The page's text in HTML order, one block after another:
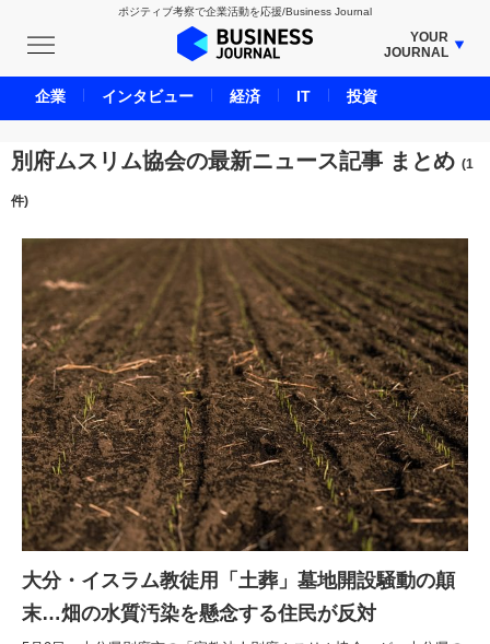
ポジティブ考察で企業活動を応援/Business Journal
YOUR
JOURNAL
BUSINESS JOURNAL
UNICORN JOURNAL
CARBON CREDITS JOURNAL
INBOUND JOURNAL
LIFE ENDING JOURNAL
AI JOURNAL
REAL ESTATE BROKERAGE JOURNAL
SMART MARKETING JOURNAL
BPaaS JOURNAL
ADOPTABLE DOG JOURNAL
別府ムスリム協会の最新ニュース記事 まとめ (1
件)
大分・イスラム教徒用「土葬」墓地開設騒動の顛
末…畑の水質汚染を懸念する住民が反対
企業 インタビュー 経済 IT 投資